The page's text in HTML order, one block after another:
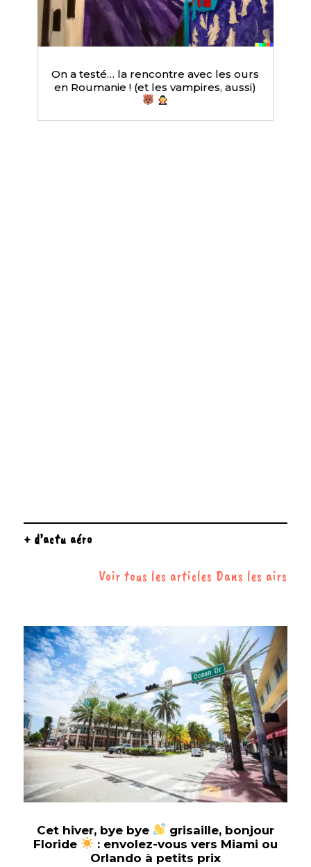
On a testé… la rencontre avec les ours
en Roumanie ! (et les vampires, aussi)
+ d’actu aéro
Voir tous les articles Dans les airs
Cet hiver, bye bye
grisaille, bonjour
Floride
: envolez-vous vers Miami ou
Orlando à petits prix